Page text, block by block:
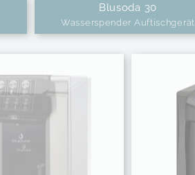
Blusoda 30
Wasserspender Auftischgerät